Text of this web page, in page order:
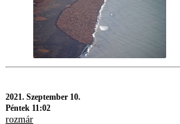
2021. Szeptember 10.
Péntek 11:02
rozmár